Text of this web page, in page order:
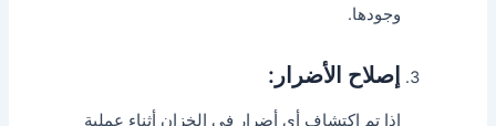
وجودها.
إصلاح الأضرار:
إذا تم اكتشاف أي أضرار في الخزان أثناء عملية